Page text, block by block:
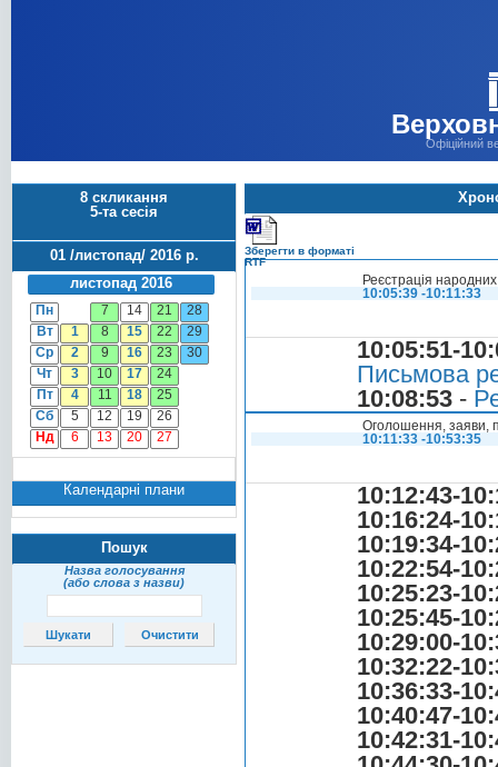
Офіційний
8 скликання
5-та сесія
01 /листопад/ 2016 р.
листопад 2016
Пн 7 14 21
28
Вт
1 8 15 22
29
Ср
2 9 16 23
30
Чт
3 10 17
24
Пт
4 11 18
25
Сб
5 12 19
26
Нд
6 13 20 27
Календарні плани
Пошук
Назва голосування
(або слова з назви)
Зберегти в форматі
RTF
Реєстрація
10:05:39 -10:11:33
10:05:51-
Письмова
10:08:53 -
Оголошення, заяви,
10:11:33 -10:53:35
10:12:43-
10:16:24-
10:19:34-
10:22:54-
10:25:23-
10:25:45-
10:29:00-
10:32:22-
10:36:33-
10:40:47-
10:42:31-